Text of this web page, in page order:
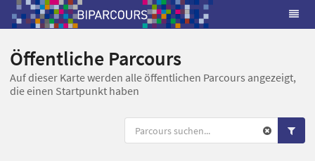
Öffentliche Parcours
Auf dieser Karte werden alle öffentlichen Parcours angezeigt,
die einen Startpunkt haben